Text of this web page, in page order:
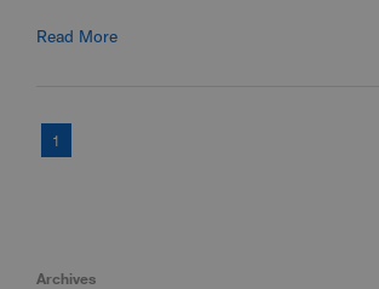
Read More
1
Archives